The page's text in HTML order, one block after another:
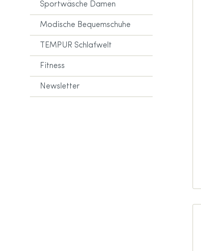
Sportwäsche Damen
Modische Bequemschuhe
TEMPUR Schlafwelt
Fitness
Newsletter